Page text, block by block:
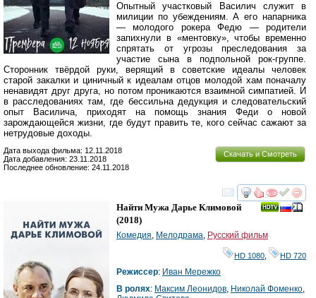
Опытный участковый Василич служит в
милиции по убеждениям. А его напарника
— молодого рокера Федю — родители
запихнули в «ментовку», чтобы временно
спрятать от угрозы преследования за
участие сына в подпольной рок-группе.
Сторонник твёрдой руки, верящий в советские идеалы человек
старой закалки и циничный к идеалам отцов молодой хам поначалу
ненавидят друг друга, но потом проникаются взаимной симпатией. И
в расследованиях там, где бессильна дедукция и следовательский
опыт Василича, приходят на помощь знания Феди о новой
зарождающейся жизни, где будут править те, кого сейчас сажают за
нетрудовые доходы.
Скачать и Смотреть
Дата выхода фильма: 12.11.2018
Дата добавления: 23.11.2018
Последнее обновление: 24.11.2018
смотреть
Найти Мужа Дарье Климовой
(2018)
Комедия, Мелодрама, Русский фильм
HD 1080 HD 720
Режиссер: Иван Мережко
В ролях: Максим Леонидов, Николай Фоменко,